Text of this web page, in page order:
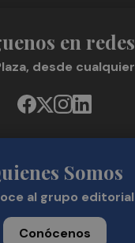
en redes
desde
Somos
al grupo editorial
Conócenos